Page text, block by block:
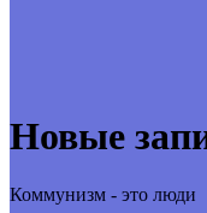
Новые
Коммунизм - это люди